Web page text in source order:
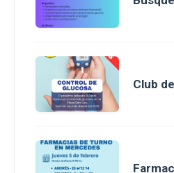
Club